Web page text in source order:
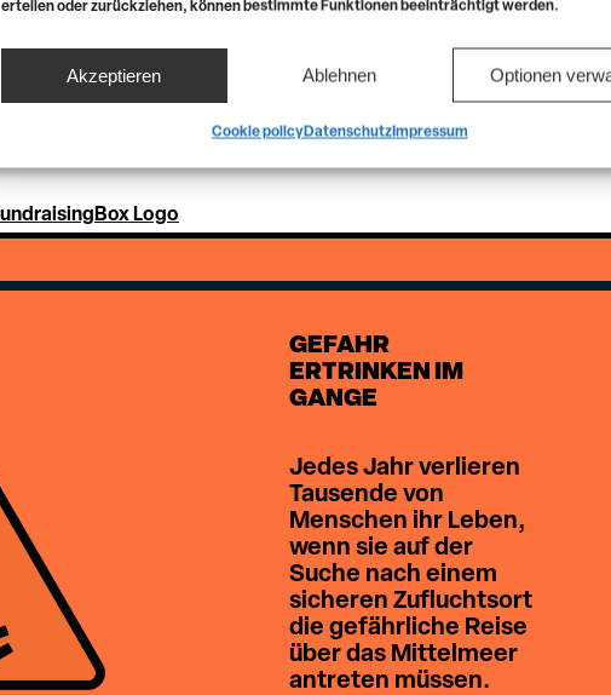
erteilen oder zurückziehen, können bestimmte Funktionen beeinträchtigt werden.
Akzeptieren Ablehnen Optionen
Cookie policyDatenschutzImpressum
GEFAHR
ERTRINKEN IM
GANGE
Jedes Jahr verlieren
Tausende von
Menschen ihr Leben,
wenn sie auf der
Suche nach einem
sicheren Zufluchtsort
die gefährliche Reise
über das Mittelmeer
antreten müssen.